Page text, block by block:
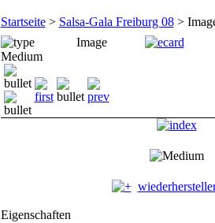
Startseite> Salsa-Gala Freiburg 08>
Image
Medium
Eigenschaften